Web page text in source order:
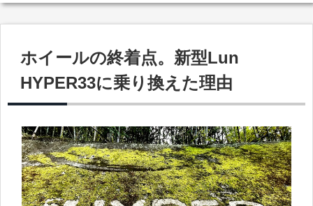
ホイールの終着点。新型Lun
HYPER33に乗り換えた理由